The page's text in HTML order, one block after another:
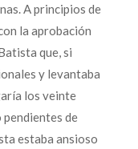
A principios de
la aprobación
que, si
y levantaba
los veinte
de
estaba ansioso